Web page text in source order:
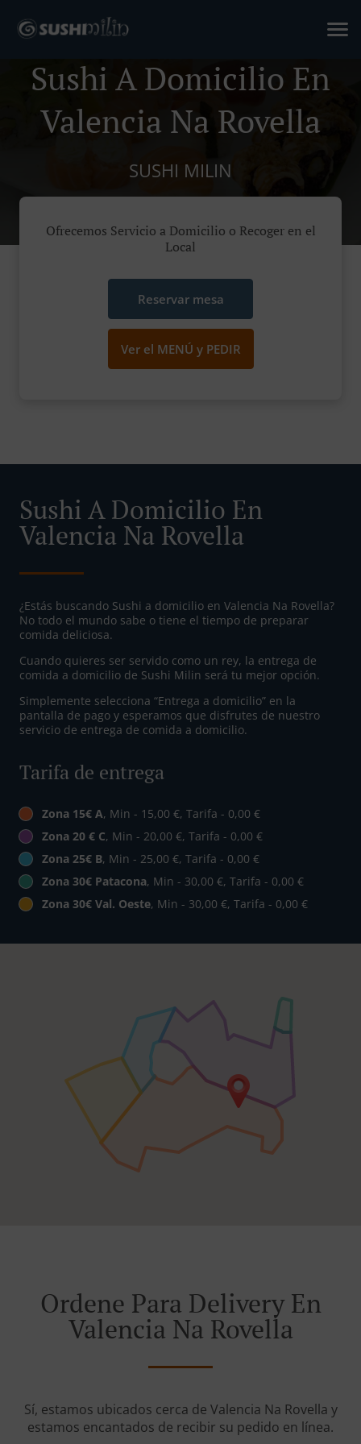
Sushi A Domicilio En
Valencia Na Rovella
SUSHI MILIN
Ofrecemos Servicio a Domicilio o Recoger en el
Local
Reservar mesa
Ver el MENÚ y PEDIR
Sushi A Domicilio En
Valencia Na Rovella
¿Estás buscando Sushi a domicilio en Valencia Na Rovella?
No todo el mundo sabe o tiene el tiempo de preparar
comida deliciosa.
Cuando quieres ser servido como un rey, la entrega de
comida a domicilio de Sushi Milin será tu mejor opción.
Simplemente selecciona “Entrega a domicilio” en la
pantalla de pago y esperamos que disfrutes de nuestro
servicio de entrega de comida a domicilio.
Tarifa de entrega
Zona 15€ A, Min - 15,00 €, Tarifa - 0,00 €
Zona 20 € C, Min - 20,00 €, Tarifa - 0,00 €
Zona 25€ B, Min - 25,00 €, Tarifa - 0,00 €
Zona 30€ Patacona, Min - 30,00 €, Tarifa - 0,00 €
Zona 30€ Val. Oeste, Min - 30,00 €, Tarifa - 0,00 €
Ordene Para Delivery En
Valencia Na Rovella
Sí, estamos ubicados cerca de Valencia Na Rovella y
estamos encantados de recibir su pedido en línea.